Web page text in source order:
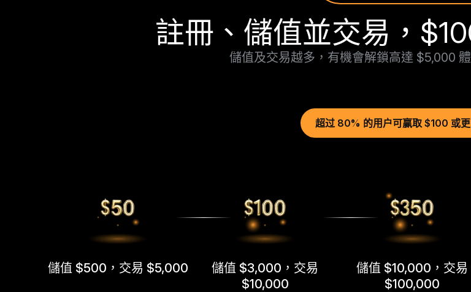
註冊、儲值並交易，
儲值及交易越多，有機會解鎖高達 $5,000
超过 80% 的用户可赢取 $100 或更
儲值 $500，交易 $5,000
儲值 $3,000，交易
$10,000
儲值 $10,000，交易
$100,000